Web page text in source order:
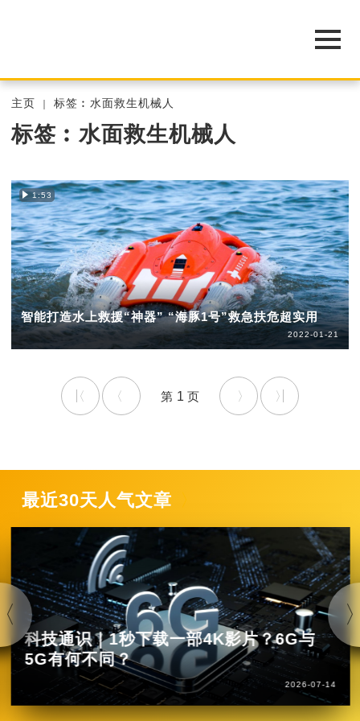
主页 标签︰水面救生机械人
标签︰水面救生机械人
1:53
智能打造水上救援“神器” “海豚1号”救急扶危超实用
2022-01-21
1
最近30天人气文章
科技通识｜1秒下载一部4K影片？6G与
5G有何不同？
2026-07-14